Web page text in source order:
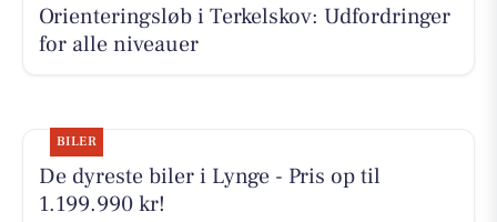
Orienteringsløb i Terkelskov: Udfordringer
for alle niveauer
BILER
De dyreste biler i Lynge - Pris op til
1.199.990 kr!